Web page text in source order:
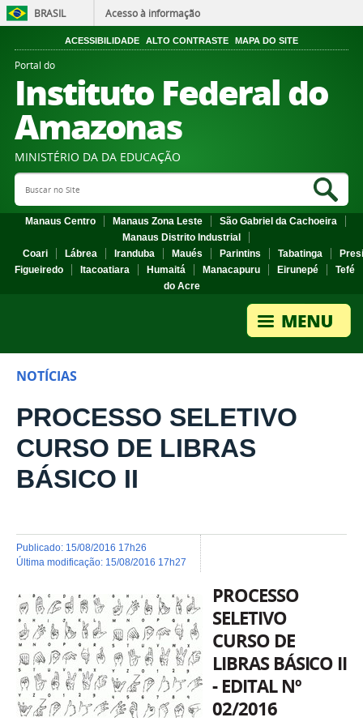
BRASIL Acesso à informação
ACESSIBILIDADE ALTO CONTRASTE MAPA DO SITE
Portal do
Instituto Federal do
Amazonas
MINISTÉRIO DA DA EDUCAÇÃO
Search Site
Manaus Centro Manaus Zona Leste
São Gabriel da Cachoeira
Manaus Distrito Industrial
Coari
Lábrea Iranduba Maués Parintins Tabatinga
Figueiredo
Itacoatiara Humaitá Manacapuru Eirunepé
Tefé
do Acre
NOTÍCIAS
PROCESSO SELETIVO
CURSO DE LIBRAS
BÁSICO II
publicado: 15/08/2016 17h26
última modificação: 15/08/2016 17h27
PROCESSO
SELETIVO
CURSO DE
LIBRAS BÁSICO II
- EDITAL Nº
02/2016